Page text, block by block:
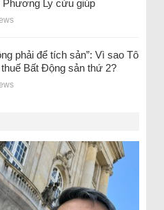
Phương Ly cứu giúp
phải để tích sản”: Vì sao Tô
Bất Động sản thứ 2?